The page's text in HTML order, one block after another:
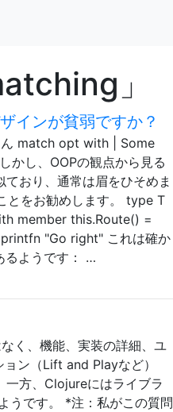
」
インが貧弱ですか？
ん match opt with | Some
し、OOPの観点から見る
おり、通常は眉をひそめま
とをお勧めします。 type T
member this.Route() =
"Go right" これは確か
るようです： …
く、機能、実装の詳細、ユ
ン（Lift and Playなど）
一方、Clojureにはライブラ
うです。 *注：私がこの質問